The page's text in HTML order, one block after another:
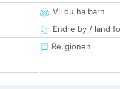
Vil du ha barn
Endre by / land
Religionen